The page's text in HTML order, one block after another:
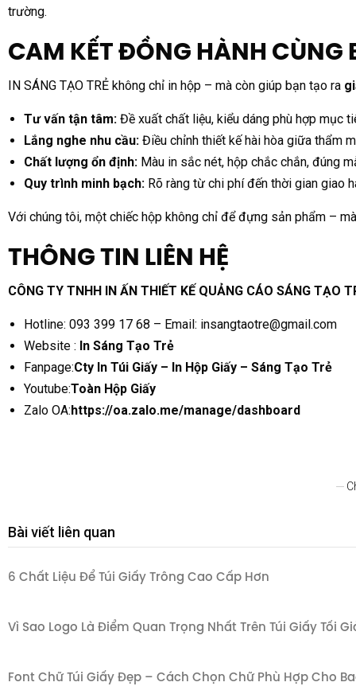
trường.
CAM KẾT ĐỒNG HÀNH CÙNG
IN SÁNG TẠO TRẺ không chỉ in hộp – mà còn giúp bạn tạo ra
Tư vấn tận tâm: Đề xuất chất liệu, kiểu dáng phù hợp mục
Lắng nghe nhu cầu: Điều chỉnh thiết kế hài hòa giữa thẩm
Chất lượng ổn định: Màu in sắc nét, hộp chắc chắn, đúng
Quy trình minh bạch: Rõ ràng từ chi phí đến thời gian giao
Với chúng tôi, một chiếc hộp không chỉ để đựng sản phẩm –
THÔNG TIN LIÊN HỆ
CÔNG TY TNHH IN ẤN THIẾT KẾ QUẢNG CÁO SÁNG TẠO
Hotline: 093 399 17 68 – Email: insangtaotre@gmail.com
Website : In Sáng Tạo Trẻ
Fanpage:Cty In Túi Giấy – In Hộp Giấy – Sáng Tạo Trẻ
Youtube:Toàn Hộp Giấy
Zalo OA:https://oa.zalo.me/manage/dashboard
Bài viết liên quan
6 Chất Liệu Để Túi Giấy Trông Cao Cấp Hơn
Vì Sao Logo Là Điểm Quan Trọng Nhất Trên Túi Giấy Tối
Font Chữ Túi Giấy Đẹp – Cách Chọn Chữ Phù Hợp Cho